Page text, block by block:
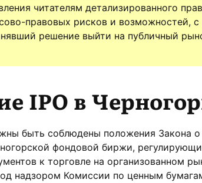
читателям детализированного
правовых рисков и возможностей, с
решение выйти на публичный
IPO в
быть соблюдены положения Закона
фондовой биржи,
к торговле на организованном
надзором Комиссии по ценным